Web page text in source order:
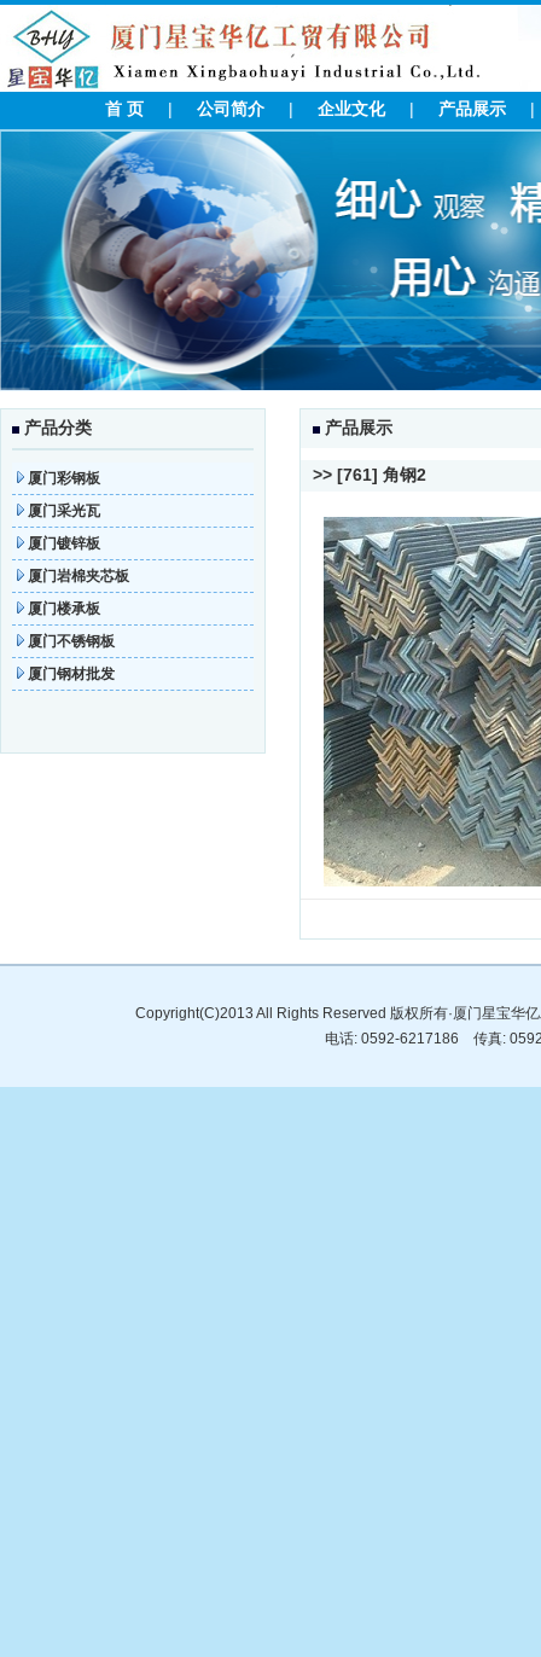
首 页 | 公司简介 | 企业文化 | 产品展示
产品分类
厦门彩钢板
厦门采光瓦
厦门镀锌板
厦门岩棉夹芯板
厦门楼承板
厦门不锈钢板
厦门钢材批发
产品展示
>> [761] 角钢2
Copyright(C)2013 All Rights Reserved 版权所有·厦门星宝华
电话: 0592-6217186 传真: